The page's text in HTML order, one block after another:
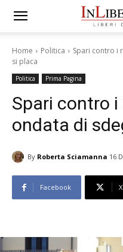
Home Politica
Spari contro i
si placa
Politica Prima Pagina
Spari contro
ondata di
By Roberta Sciamanna 16
Facebook X